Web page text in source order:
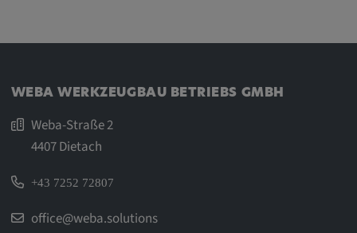
WEBA WERKZEUGBAU BETRIEBS GMBH
Weba-Straße 2
4407 Dietach
+43 7252 72807
office@weba.solutions